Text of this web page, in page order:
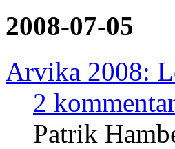
2008-07-05
Arvika 2008:
2
Patrik